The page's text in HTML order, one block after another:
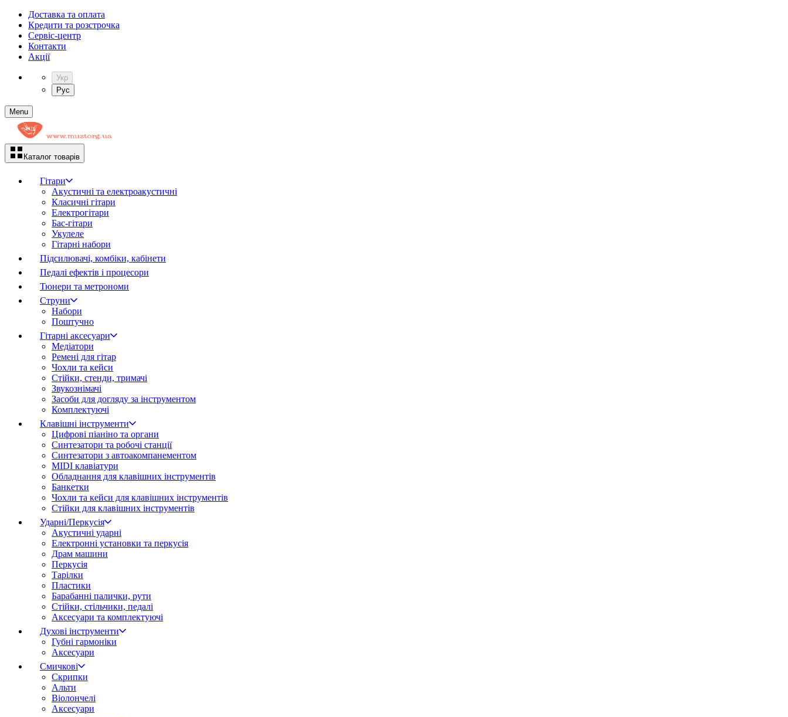
Доставка та оплата
Кредити та розстрочка
Сервіc-центр
Контакти
Акції
Укр
Рус
Menu
Каталог товарів
Гітари
Акустичні та електроакустичні
Класичні гітари
Електрогітари
Бас-гітари
Укулеле
Гітарні набори
Підсилювачі, комбіки, кабінети
Педалі ефектів і процесори
Тюнери та метрономи
Струни
Набори
Поштучно
Гітарні аксесуари
Медіатори
Ремені для гітар
Чохли та кейси
Стійки, стенди, тримачі
Звукознімачі
Засоби для догляду за інструментом
Комплектуючі
Клавішні інструменти
Цифрові піаніно та органи
Синтезатори та робочі станції
Синтезатори з автоакомпанементом
MIDI клавіатури
Обладнання для клавішних інструментів
Банкетки
Чохли та кейси для клавішних інструментів
Стійки для клавішних інструментів
Ударні/Перкусія
Акустичні ударні
Електронні установки та перкусія
Драм машини
Перкусія
Тарілки
Пластики
Барабанні палички, рути
Стійки, стільчики, педалі
Аксесуари та комплектуючі
Духові інструменти
Губні гармоніки
Аксесуари
Смичкові
Скрипки
Альти
Віолончелі
Аксесуари